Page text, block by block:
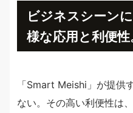
ビジネスシーン
様な応用と利便性
「Smart Meishi」が提供
ない。その高い利便性は